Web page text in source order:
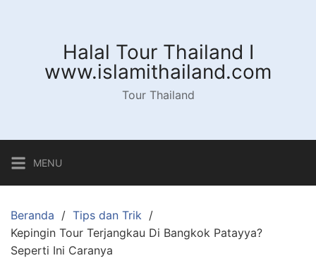
Halal Tour Thailand I
www.islamithailand.com
Tour Thailand
MENU
Beranda
Tips dan Trik
Kepingin Tour Terjangkau Di Bangkok Patayya?
Seperti Ini Caranya